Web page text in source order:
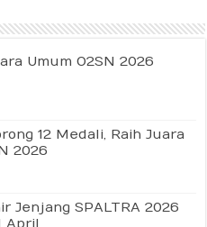
Umum O2SN 2026
12 Medali, Raih Juara
2026
Jenjang SPALTRA 2026
April